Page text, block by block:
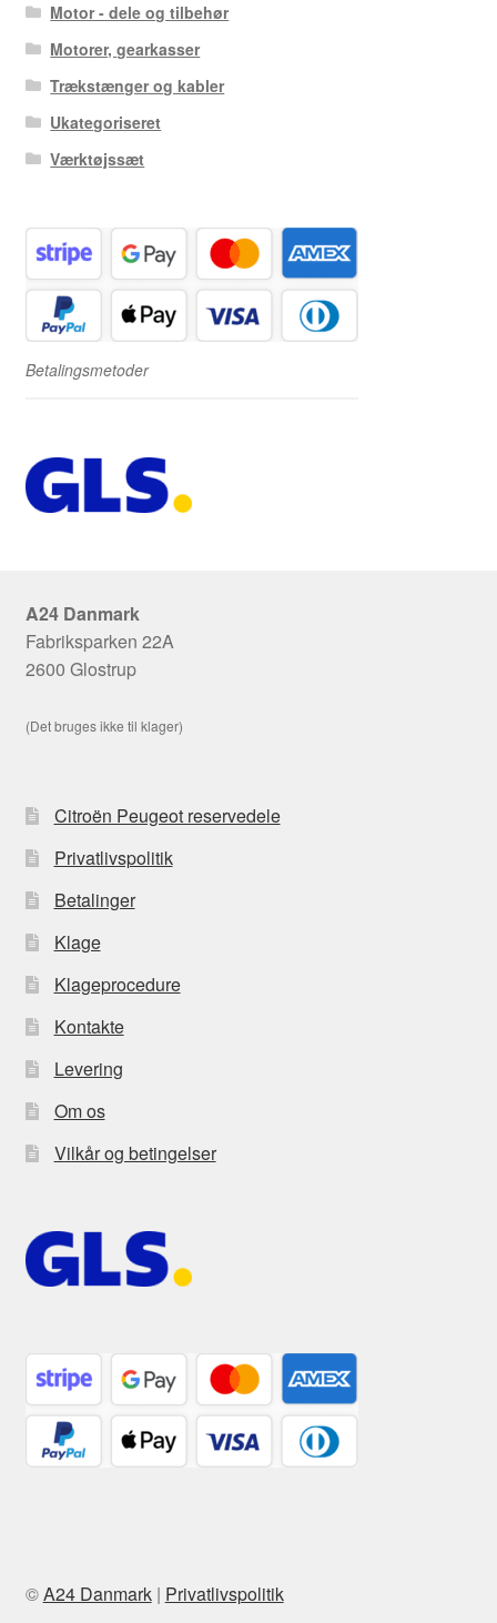
Motor - dele og tilbehør
Motorer, gearkasser
Trækstænger og kabler
Ukategoriseret
Værktøjssæt
Betalingsmetoder
A24 Danmark
Fabriksparken 22A
2600 Glostrup
(Det bruges ikke til klager)
Citroën Peugeot reservedele
Privatlivspolitik
Betalinger
Klage
Klageprocedure
Kontakte
Levering
Om os
Vilkår og betingelser
©A24 Danmark| Privatlivspolitik